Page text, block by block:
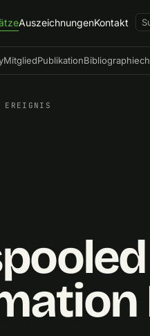
AuszeichnungenKontakt
MitgliedPublikationBibliographie
EREIGNIS